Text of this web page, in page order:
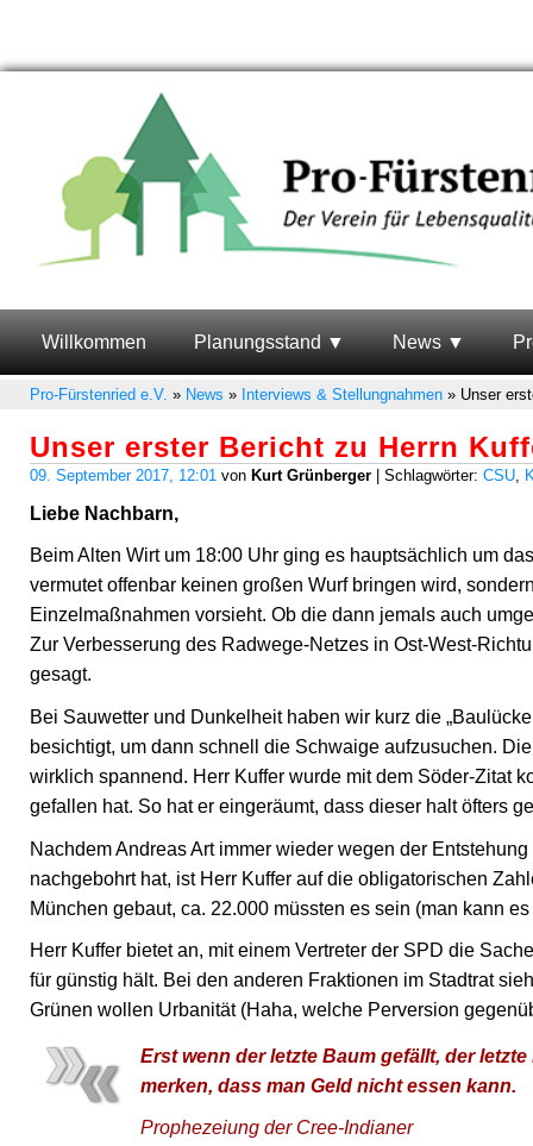
Willkommen Planungsstand News
Pro-Fürstenried e.V. » News » Interviews & Stellungnahmen » Unser
Unser erster Bericht zu Herrn
09. September 2017, 12:01 von Kurt Grünberger | Schlagwörter: CSU,
Liebe Nachbarn,
Beim Alten Wirt um 18:00 Uhr ging es hauptsächlich um
vermutet offenbar keinen großen Wurf bringen wird,
Einzelmaßnahmen vorsieht. Ob die dann jemals auch
Zur Verbesserung des Radwege-Netzes in Ost-West-
gesagt.
Bei Sauwetter und Dunkelheit haben wir kurz die
besichtigt, um dann schnell die Schwaige aufzusuchen.
wirklich spannend. Herr Kuffer wurde mit dem Söder-Zitat
gefallen hat. So hat er eingeräumt, dass dieser halt öfters
Nachdem Andreas Art immer wieder wegen der
nachgebohrt hat, ist Herr Kuffer auf die obligatorischen
München gebaut, ca. 22.000 müssten es sein (man kann
Herr Kuffer bietet an, mit einem Vertreter der SPD die
für günstig hält. Bei den anderen Fraktionen im Stadtrat
Grünen wollen Urbanität (Haha, welche Perversion
Erst wenn der letzte Baum gefällt, der
merken, dass man Geld nicht essen kann.
Prophezeiung der Cree-Indianer